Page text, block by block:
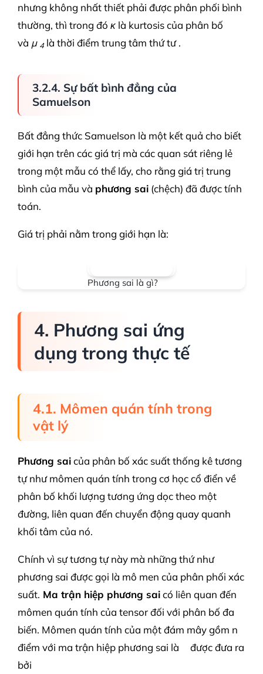
nhưng không nhất thiết phải được phân phối bình
thường, thì trong đóκ là kurtosis của phân bố
và μ 4là thời điểm trung tâm thứ tư .
3.2.4. Sự bất bình đẳng của
Samuelson
Bất đẳng thức Samuelson là một kết quả cho biết
giới hạn trên các giá trị mà các quan sát riêng lẻ
trong một mẫu có thể lấy, cho rằng giá trị trung
bình của mẫu và phương sai (chệch) đã được tính
toán.
Giá trị phải nằm trong giới hạn là:
Phương sai là gì?
4. Phương sai ứng
dụng trong thực tế
4.1. Mômen quán tính trong
vật lý
Phương saicủa phân bố xác suất thống kê tương
tự như mômen quán tính trong cơ học cổ điển về
phân bố khối lượng tương ứng dọc theo một
đường, liên quan đến chuyển động quay quanh
khối tâm của nó.
Chính vì sự tương tự này mà những thứ như
phương sai được gọi là mô men của phân phối xác
suất. Ma trận hiệp phương saicó liên quan đến
mômen quán tính của tensor đối với phân bố đa
biến. Mômen quán tính của một đám mây gồm n
điểm với ma trận hiệp phương sai là
được đưa ra
bởi